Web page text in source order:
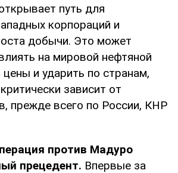
путь для
корпораций и
добычи. Это может
на мировой нефтяной
и ударить по странам,
зависит от
прежде всего по России, КНР
против Мадуро
прецедент. Впервые за